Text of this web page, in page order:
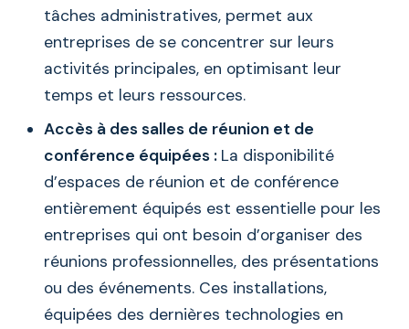
tâches administratives, permet aux
entreprises de se concentrer sur leurs
activités principales, en optimisant leur
temps et leurs ressources.
Accès à des salles de réunion et de
conférence équipées : La disponibilité
d’espaces de réunion et de conférence
entièrement équipés est essentielle pour les
entreprises qui ont besoin d’organiser des
réunions professionnelles, des présentations
ou des événements. Ces installations,
équipées des dernières technologies en